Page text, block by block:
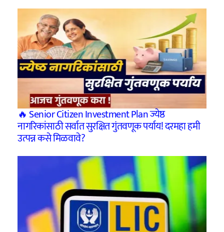
🔥 Senior Citizen Investment Plan ज्येष्ठ
नागरिकांसाठी सर्वात सुरक्षित गुंतवणूक पर्याय! दरमहा हमी
उत्पन्न कसे मिळवावे?